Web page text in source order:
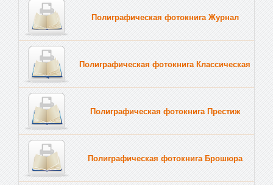
Полиграфическая фотокнига Журнал
Полиграфическая фотокнига Классическая
Полиграфическая фотокнига Престиж
Полиграфическая фотокнига Брошюра